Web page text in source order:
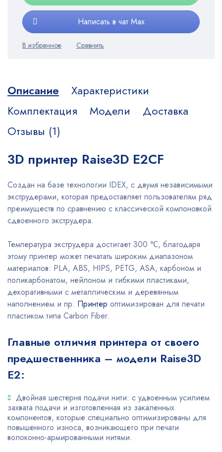
Написать в чат Max
Описание
Характеристики
Комплектация
Модели
Доставка
Отзывы (1)
3D принтер Raise3D E2CF
Создан на базе технологии IDEX, с двумя независимыми
экструдерами, которая предоставляет пользователям ряд
преимуществ по сравнению с классической компоновкой
сдвоенного экструдера.
Температура экструдера достигает 300 ℃, благодаря
этому принтер может печатать широким диапазоном
материалов: PLA, ABS, HIPS, PETG, ASA, карбоном и
поликарбонатом, нейлоном и гибкими пластиками,
декоративными с металлическим и деревянным
наполнением и пр. Принтер оптимизирован для печати
пластиком типа Carbon Fiber.
Главные отличия принтера от своего
предшественника – модели Raise3D
E2:
Двойная шестерня подачи нити: с удвоенным усилием
захвата подачи и изготовленная из закаленных
компонентов, которые специально оптимизированы для
повышенного износа, возникающего при печати
волоконно-армированными нитями.